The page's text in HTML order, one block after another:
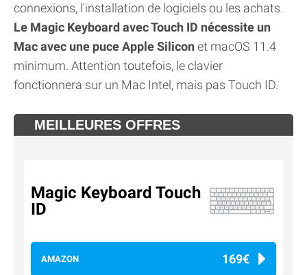
connexions, l'installation de logiciels ou les achats.
Le Magic Keyboard avec Touch ID nécessite un
Mac avec une puce Apple Silicon et macOS 11.4
minimum. Attention toutefois, le clavier
fonctionnera sur un Mac Intel, mais pas Touch ID.
MEILLEURES OFFRES
Magic Keyboard Touch
ID
AMAZON 169€